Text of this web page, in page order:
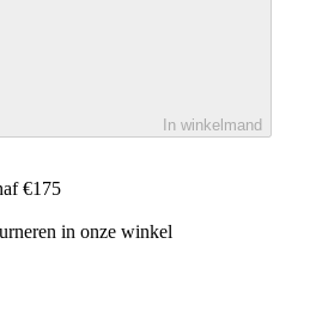
In winkelmand
€175
in onze winkel